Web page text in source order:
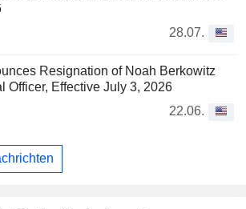
28.07.
Resignation of Noah Berkowitz
Officer, Effective July 3, 2026
22.06.